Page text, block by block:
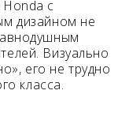
с
дизайном не
Визуально
его не трудно
класса.